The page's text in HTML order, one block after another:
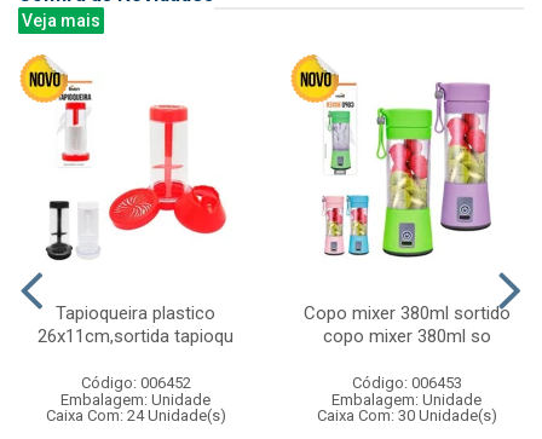
Veja mais
Tapioqueira plastico
26x11cm,sortida tapioqu
Código: 006452
Embalagem: Unidade
Caixa Com: 24 Unidade(s)
Copo mixer 380ml sortido
copo mixer 380ml so
Código: 006453
Embalagem: Unidade
Caixa Com: 30 Unidade(s)